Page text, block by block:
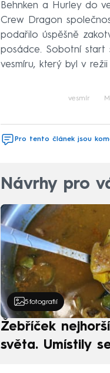
Behnken a Hurley do
Crew Dragon
podařilo úspěšně
posádce. Sobotní start
vesmíru, který byl v
vesmír
Pro tento článek jsou
Návrhy pro
5 fotografií
Žebříček
světa. Umístily